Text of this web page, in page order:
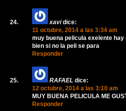
xavi dice:
11 octubre, 2014 a las 3:34 am
muy buena pelicula exelente
bien si no la peli se para
Responder
RAFAEL dice:
12 octubre, 2014 a las 3:10 am
MUY BUENA PELICULA ME
Responder